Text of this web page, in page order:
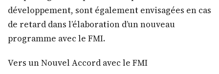
développement, sont également envisagées en cas
de retard dans l’élaboration d’un nouveau
programme avec le FMI.
Vers un Nouvel Accord avec le FMI